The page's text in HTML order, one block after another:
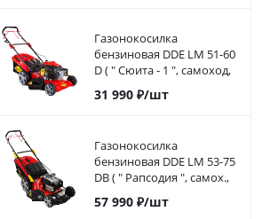
Газонокосилка
бензиновая DDE LM 51-60
D ( " Сюита - 1 ", самоход,
51cм, DDE 173 куб.см.,
6л.с, 60л)
31 990₽/шт
Газонокосилка
бензиновая DDE LM 53-75
DB ( " Рапсодия ", самох.,
53.5 cм, B&S, 5,5л.с, 75л,
38,5кг)
57 990₽/шт